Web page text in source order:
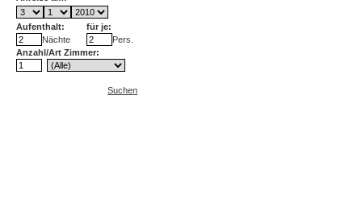
Aufenthalt:
für je:
Nächte
Pers.
Anzahl/Art Zimmer:
Suchen